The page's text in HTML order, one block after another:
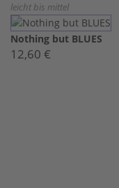
leicht bis mittel
Nothing but BLUES
12,60 €